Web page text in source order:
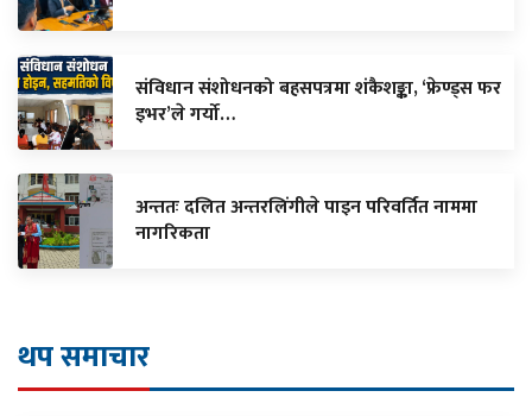
संविधान संशोधनको बहसपत्रमा शंकैशङ्का, ‘फ्रेण्ड्स फर
इभर’ले गर्यो…
अन्ततः दलित अन्तरलिंगीले पाइन परिवर्तित नाममा
नागरिकता
थप समाचार